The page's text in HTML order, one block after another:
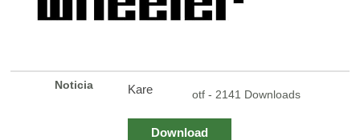
Noticia Kare otf - 2141 Downloads
Download